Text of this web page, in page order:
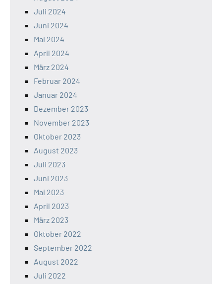
Juli 2024
Juni 2024
Mai 2024
April 2024
März 2024
Februar 2024
Januar 2024
Dezember 2023
November 2023
Oktober 2023
August 2023
Juli 2023
Juni 2023
Mai 2023
April 2023
März 2023
Oktober 2022
September 2022
August 2022
Juli 2022